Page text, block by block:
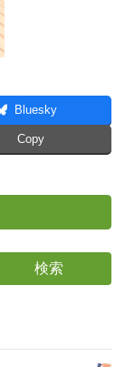
Bluesky
Copy